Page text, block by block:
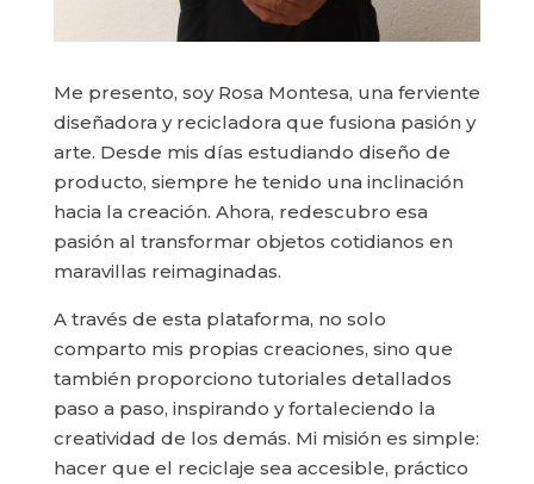
Me presento, soy Rosa Montesa, una ferviente
diseñadora y recicladora que fusiona pasión y
arte. Desde mis días estudiando diseño de
producto, siempre he tenido una inclinación
hacia la creación. Ahora, redescubro esa
pasión al transformar objetos cotidianos en
maravillas reimaginadas.
A través de esta plataforma, no solo
comparto mis propias creaciones, sino que
también proporciono tutoriales detallados
paso a paso, inspirando y fortaleciendo la
creatividad de los demás. Mi misión es simple:
hacer que el reciclaje sea accesible, práctico